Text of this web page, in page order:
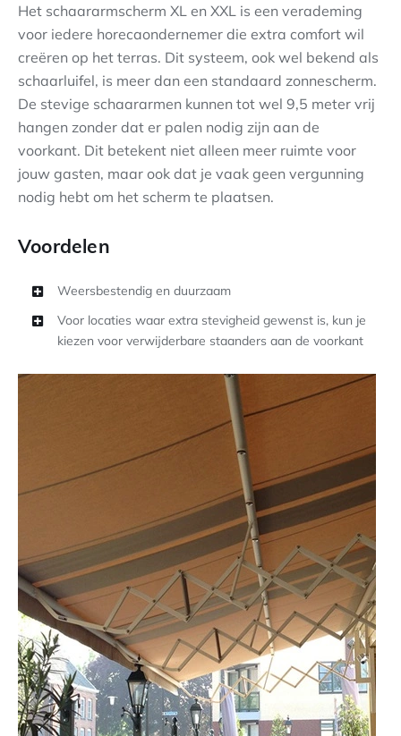
Het schaararmscherm XL en XXL is een verademing
voor iedere horecaondernemer die extra comfort wil
creëren op het terras. Dit systeem, ook wel bekend als
schaarluifel, is meer dan een standaard zonnescherm.
De stevige schaararmen kunnen tot wel 9,5 meter vrij
hangen zonder dat er palen nodig zijn aan de
voorkant. Dit betekent niet alleen meer ruimte voor
jouw gasten, maar ook dat je vaak geen vergunning
nodig hebt om het scherm te plaatsen.
Voordelen
Weersbestendig en duurzaam
Voor locaties waar extra stevigheid gewenst is, kun je
kiezen voor verwijderbare staanders aan de voorkant